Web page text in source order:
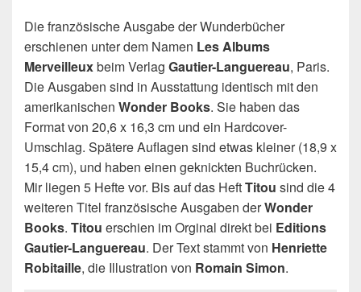
Die französische Ausgabe der Wunderbücher
erschienen unter dem Namen Les Albums
Merveilleuxbeim Verlag Gautier-Languereau, Paris.
Die Ausgaben sind in Ausstattung identisch mit den
amerikanischen Wonder Books. Sie haben das
Format von 20,6 x 16,3 cm und ein Hardcover-
Umschlag. Spätere Auflagen sind etwas kleiner (18,9 x
15,4 cm), und haben einen geknickten Buchrücken.
Mir liegen 5 Hefte vor. Bis auf das HeftTitou sind die 4
weiteren Titel französische Ausgaben derWonder
Books. Titou erschien im Orginal direkt bei Editions
Gautier-Languereau. Der Text stammt von Henriette
Robitaille, die Illustration von Romain Simon.